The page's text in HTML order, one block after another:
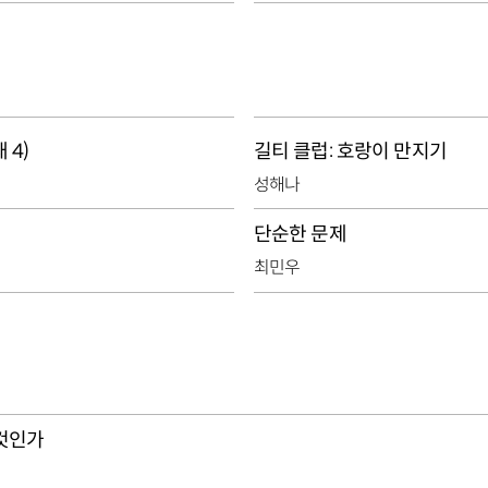
4) 길티 클럽: 호랑이 만지기
성해나
단순한 문제
최민우
인가